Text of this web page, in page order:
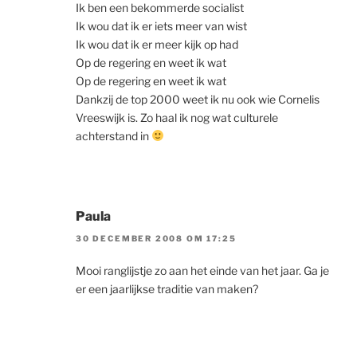
Ik ben een bekommerde socialist
Ik wou dat ik er iets meer van wist
Ik wou dat ik er meer kijk op had
Op de regering en weet ik wat
Op de regering en weet ik wat
Dankzij de top 2000 weet ik nu ook wie Cornelis
Vreeswijk is. Zo haal ik nog wat culturele
achterstand in
Paula
30 DECEMBER 2008 OM 17:25
Mooi ranglijstje zo aan het einde van het jaar. Ga je
er een jaarlijkse traditie van maken?